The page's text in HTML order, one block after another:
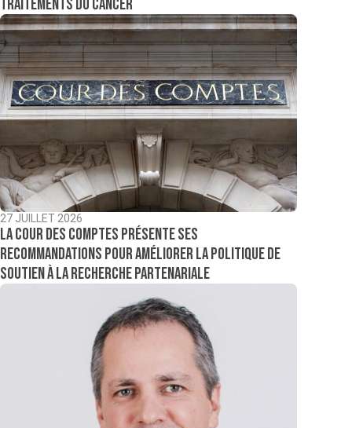
traitements du cancer
27 JUILLET 2026
La Cour des comptes présente ses
recommandations pour améliorer la politique de
soutien à la recherche partenariale